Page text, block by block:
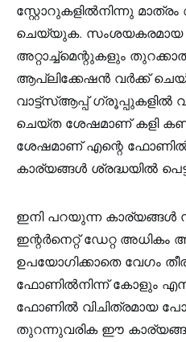
സ്റ്റോറുകളിൽനിന്നു
ചെയ്യുക. സംശയകരമായ
അറ്റാച്ച്മെന്റുകളും
ആപ്ലിക്കേഷൻ വർക്ക്
വാട്ട്സ്ആപ്പ് ഗ്രൂപ്പുകളിൽ
ചെയ്ത ശേഷമാണ് കളി
ശേഷമാണ് എന്റെ
കാര്യങ്ങൾ ശ്രദ്ധയിൽ
ഇനി പറയുന്ന
ഇന്റർനെറ്റ് ഡേറ്റ അധികം
ഉപയോഗിക്കാതെ വേഗം
ഫോണിൽനിന്ന് കോളും
ഫോണിൽ വിചിത്രമായ
തുറന്നുവരിക ഈ